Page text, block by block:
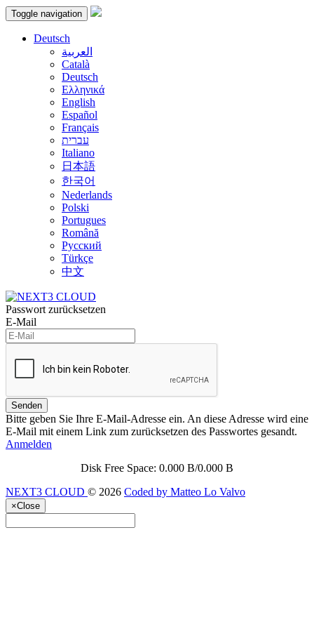
Toggle navigation
Deutsch
العربية
Català
Deutsch
Ελληνικά
English
Español
Français
עברית
Italiano
日本語
한국어
Nederlands
Polski
Portugues
Română
Русский
Türkçe
中文
Passwort zurücksetzen
E-Mail
Senden
Bitte geben Sie Ihre E-Mail-Adresse ein. An diese Adresse wird eine
E-Mail mit einem Link zum zurücksetzen des Passwortes gesandt.
Anmelden
Disk Free Space: 0.000 B/0.000 B
NEXT3 CLOUD © 2026 Coded by Matteo Lo Valvo
×Close